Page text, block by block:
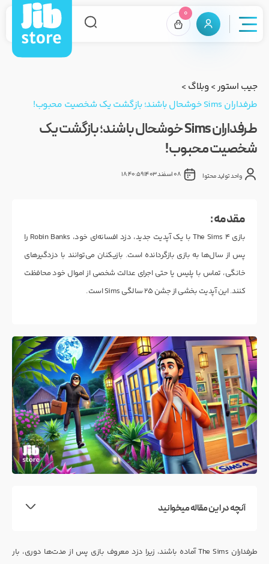
0
جیب استور>وبلاگ >
طرفداران Sims خوشحال باشند؛ بازگشت یک شخصیت محبوب!
طرفداران Sims خوشحال باشند؛ بازگشت یک
شخصیت محبوب!
واحد تولید محتوا 08 اسفند 1403 18:40:59
مقدمه :
بازی The Sims 4 با یک آپدیت جدید، دزد افسانه‌ای خود، Robin Banks را
پس از سال‌ها به بازی بازگردانده است. بازیکنان می‌توانند با دزدگیرهای
خانگی، تماس با پلیس یا حتی اجرای عدالت شخصی از اموال خود محافظت
کنند. این آپدیت بخشی از جشن ۲۵ سالگی Sims است.
آنچه در این مقاله میخوانید
طرفداران The Sims آماده باشند، زیرا دزد معروف بازی پس از مدت‌ها دوری، بار